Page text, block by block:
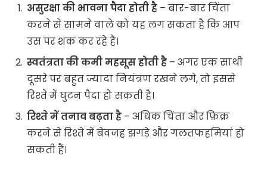
असुरक्षा की भावना पैदा होती है – बार-बार चिंता
करने से सामने वाले को यह लग सकता है कि आप
उस पर शक कर रहे हैं।
स्वतंत्रता की कमी महसूस होती है – अगर एक साथी
दूसरे पर बहुत ज्यादा नियंत्रण रखने लगे, तो इससे
रिश्ते में घुटन पैदा हो सकती है।
रिश्ते में तनाव बढ़ता है – अधिक चिंता और फ़िक्र
करने से रिश्ते में बेवजह झगड़े और गलतफहमियां हो
सकती हैं।